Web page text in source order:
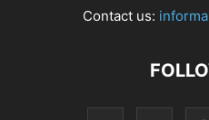
Contact us: